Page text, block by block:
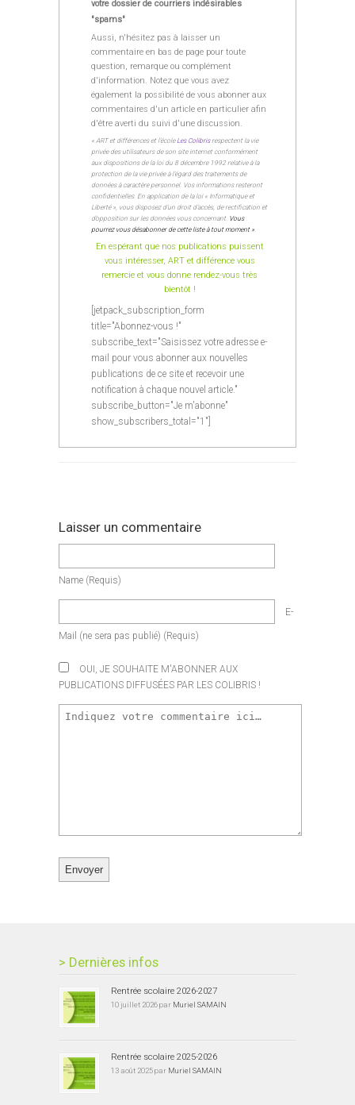
votre dossier de courriers indésirables
"spams"
Aussi, n'hésitez pas à laisser un
commentaire en bas de page pour toute
question, remarque ou complément
d'information. Notez que vous avez
également la possibilité de vous abonner aux
commentaires d'un article en particulier afin
d'être averti du suivi d'une discussion.
« ART et différences et l’école Les Colibrisrespectent la vie
privée des utilisateurs de son site internet conformément
aux dispositions de la loi du 8 décembre 1992 relative à la
protection de la vie privée à l’égard des traitements de
données à caractère personnel. Vos informations resteront
confidentielles. En application de la loi « Informatique et
Liberté », vous disposez d’un droit d’accès, de rectification et
d’opposition sur les données vous concernant. Vous
pourrez vous désabonner de cette liste à tout moment »
En espérant que nos publications puissent
vous intéresser, ART et différence vous
remercie et vous donne rendez-vous très
bientôt !
[jetpack_subscription_form
title="Abonnez-vous !"
subscribe_text="Saisissez votre adresse e-
mail pour vous abonner aux nouvelles
publications de ce site et recevoir une
notification à chaque nouvel article."
subscribe_button="Je m'abonne"
show_subscribers_total="1"]
Laisser un commentaire
Name (requis)
E-
Mail (ne sera pas publié) (requis)
OUI, JE SOUHAITE M'ABONNER AUX
PUBLICATIONS DIFFUSÉES PAR LES COLIBRIS !
> Dernières infos
Rentrée scolaire 2026-2027
10 juillet 2026 par Muriel SAMAIN
Rentrée scolaire 2025-2026
13 août 2025 par Muriel SAMAIN